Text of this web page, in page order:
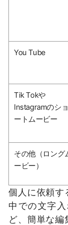
You Tube
Tik Tokや
Instagramのショ
ートムービー
その他（ロング
ービー）
個人に依頼す
中での文字
ど、簡単な